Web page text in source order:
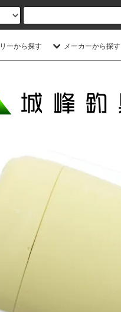
ーから探す メーカーから探す